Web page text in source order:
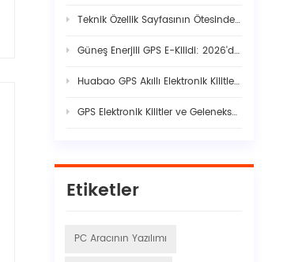
Teknik Özellik Sayfasının Ötesinde: Gerçek Filo Yapay Zekâ Araç Kamerası Kararlılığı Neden Titiz Donanım-Yazılım Birlikteliği Gerektirir
Güneş Enerjili GPS E-Kilidi: 2026'da Akıllı Kargo Güvenliği İçin Eksiksiz Rehber
Huabao GPS Akıllı Elektronik Kilitler: Dijital Sınır Kontrolü ile Gümrük Verimliliğinde ve Sınır Ötesi Lojistikte Devrim Yaratıyor
GPS Elektronik Kilitler ve Geleneksel Mühürler: Modern Kargo Güvenliğine Mühendislik Açısından Görünürlük
Etiketler
PC Aracının Yazılımı